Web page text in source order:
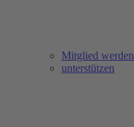
Mitglied werden
unterstützen